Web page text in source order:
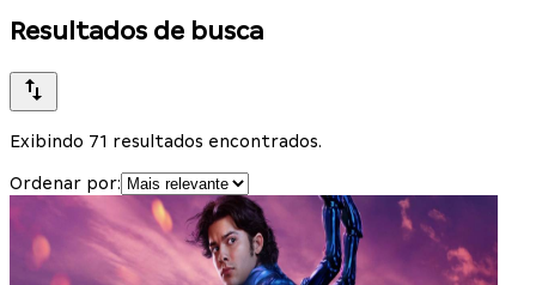
Resultados de busca
Exibindo 71 resultados encontrados.
Ordenar por: